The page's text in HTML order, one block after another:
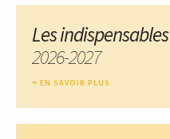
Les indispensables
2026-2027
EN SAVOIR PLUS